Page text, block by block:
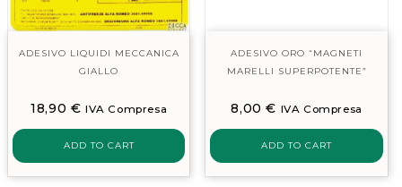
ADESIVO LIQUIDI MECCANICA
GIALLO
18,90 € IVA Compresa
ADD TO CART
ADESIVO ORO “MAGNETI
MARELLI SUPERPOTENTE”
8,00€ IVA Compresa
ADD TO CART